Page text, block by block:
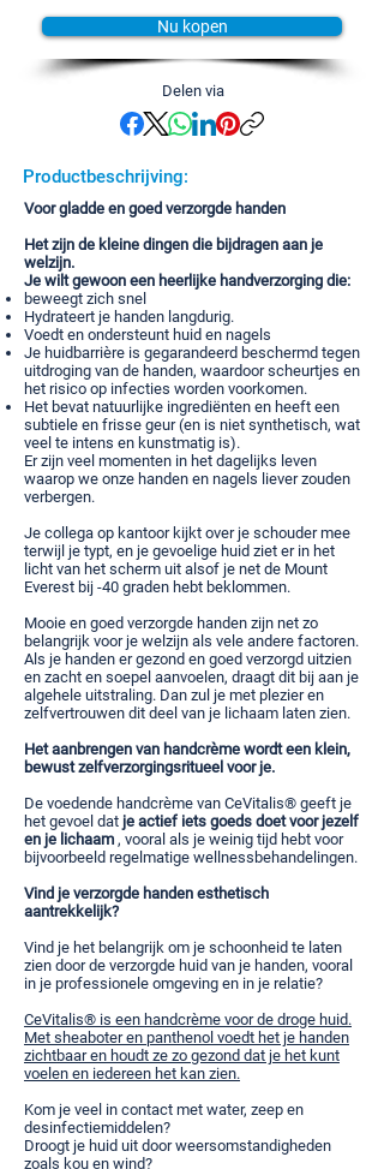
Nu kopen
Delen via
Productbeschrijving:
Voor gladde en goed verzorgde handen
Het zijn de kleine dingen die bijdragen aan je
welzijn.
Je wilt gewoon een heerlijke handverzorging die:
beweegt zich snel
Hydrateert je handen langdurig.
Voedt en ondersteunt huid en nagels
Je huidbarrière is gegarandeerd beschermd tegen
uitdroging van de handen, waardoor scheurtjes en
het risico op infecties worden voorkomen.
Het bevat natuurlijke ingrediënten en heeft een
subtiele en frisse geur (en is niet synthetisch, wat
veel te intens en kunstmatig is).
Er zijn veel momenten in het dagelijks leven
waarop we onze handen en nagels liever zouden
verbergen.
Je collega op kantoor kijkt over je schouder mee
terwijl je typt, en je gevoelige huid ziet er in het
licht van het scherm uit alsof je net de Mount
Everest bij -40 graden hebt beklommen.
Mooie en goed verzorgde handen zijn net zo
belangrijk voor je welzijn als vele andere factoren.
Als je handen er gezond en goed verzorgd uitzien
en zacht en soepel aanvoelen, draagt dit bij aan je
algehele uitstraling. Dan zul je met plezier en
zelfvertrouwen dit deel van je lichaam laten zien.
Het aanbrengen van handcrème wordt een klein,
bewust zelfverzorgingsritueel voor je.
De voedende handcrème van CeVitalis® geeft je
het gevoel dat je actief iets goeds doet voor jezelf
en je lichaam , vooral als je weinig tijd hebt voor
bijvoorbeeld regelmatige wellnessbehandelingen.
Vind je verzorgde handen esthetisch
aantrekkelijk?
Vind je het belangrijk om je schoonheid te laten
zien door de verzorgde huid van je handen, vooral
in je professionele omgeving en in je relatie?
CeVitalis® is een handcrème voor de droge huid.
Met sheaboter en panthenol voedt het je handen
zichtbaar en houdt ze zo gezond dat je het kunt
voelen en iedereen het kan zien.
Kom je veel in contact met water, zeep en
desinfectiemiddelen?
Droogt je huid uit door weersomstandigheden
zoals kou en wind?